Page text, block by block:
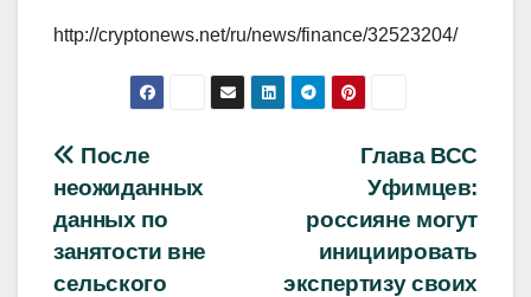
http://cryptonews.net/ru/news/finance/32523204/
Навигация
по
записям
Глава ВСС
Уфимцев:
россияне могут
инициировать
экспертизу своих
После
неожиданных
данных по
занятости вне
сельского